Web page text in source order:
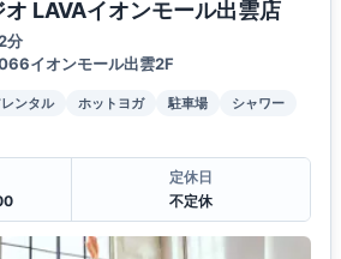
LAVAイオンモール出雲店
分
イオンモール出雲2F
ンタル ホットヨガ 駐車場
シャワー
定休日
不定休